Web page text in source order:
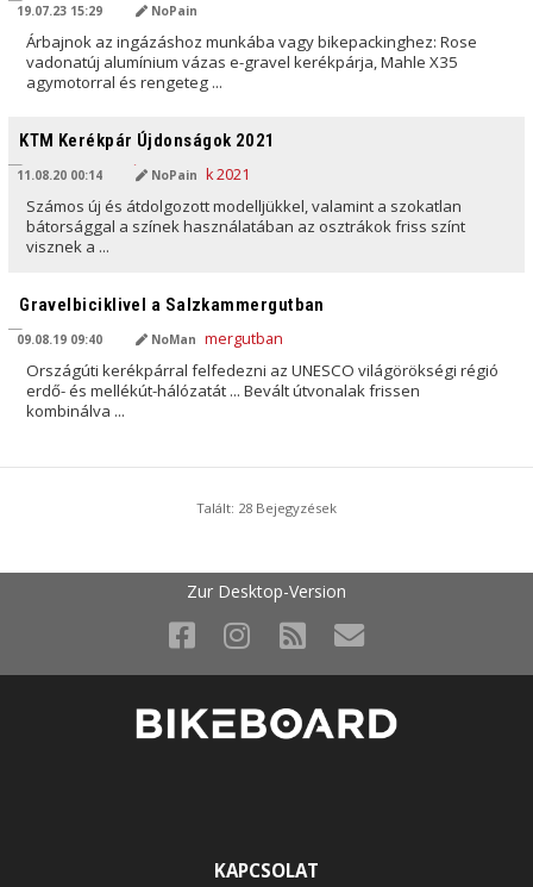
19.07.23 15:29 NoPain
Árbajnok az ingázáshoz munkába vagy bikepackinghez: Rose
vadonatúj alumínium vázas e-gravel kerékpárja, Mahle X35
agymotorral és rengeteg ...
KTM Kerékpár Újdonságok 2021
11.08.20 00:14 NoPain
Számos új és átdolgozott modelljükkel, valamint a szokatlan
bátorsággal a színek használatában az osztrákok friss színt
visznek a ...
Gravelbiciklivel a Salzkammergutban
09.08.19 09:40 NoMan
Országúti kerékpárral felfedezni az UNESCO világörökségi régió
erdő- és mellékút-hálózatát ... Bevált útvonalak frissen
kombinálva ...
Talált: 28 Bejegyzések
Zur Desktop-Version
KAPCSOLAT